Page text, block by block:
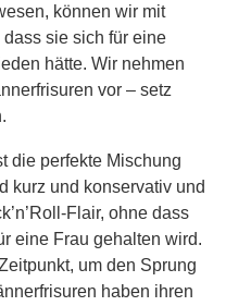
können wir mit
sie sich für eine
hätte. Wir nehmen
vor – setz
die perfekte Mischung
kurz und konservativ und
Flair, ohne dass
eine Frau gehalten wird.
um den Sprung
haben ihren